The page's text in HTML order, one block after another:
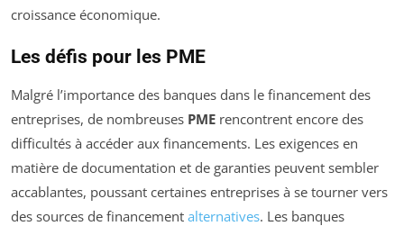
croissance économique.
Les défis pour les PME
Malgré l’importance des banques dans le financement des
entreprises, de nombreuses PME rencontrent encore des
difficultés à accéder aux financements. Les exigences en
matière de documentation et de garanties peuvent sembler
accablantes, poussant certaines entreprises à se tourner vers
des sources de financement alternatives. Les banques